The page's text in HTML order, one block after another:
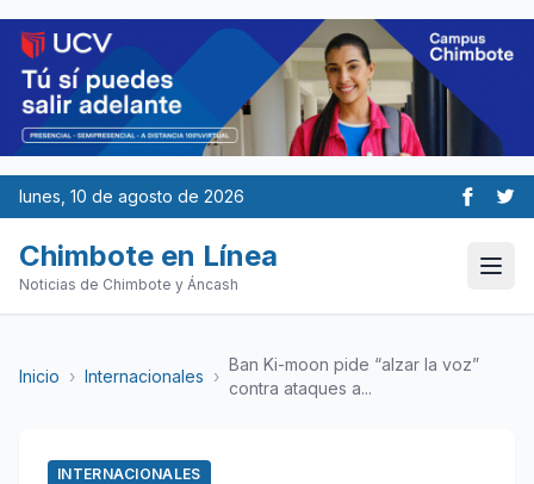
lunes, 10 de agosto de 2026
Chimbote en Línea
Noticias de Chimbote y Áncash
Inicio › Internacionales ›
Ban Ki-moon pide “alzar la voz”
contra ataques a...
INTERNACIONALES